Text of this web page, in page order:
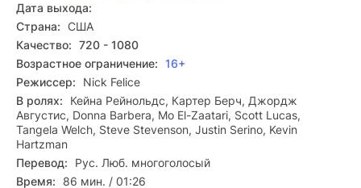
Дата выхода:
Страна: США
Качество: 720 - 1080
Возрастное ограничение: 16+
Режиссер:
Nick Felice
В ролях:
Кейна Рейнольдс, Картер Берч, Джордж
Августис, Donna Barbera, Mo El-Zaatari, Scott Lucas,
Tangela Welch, Steve Stevenson, Justin Serino, Kevin
Hartzman
Перевод:
Рус. Люб. многоголосый
Время:
86 мин. / 01:26